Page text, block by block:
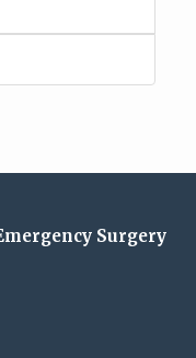
Surgery